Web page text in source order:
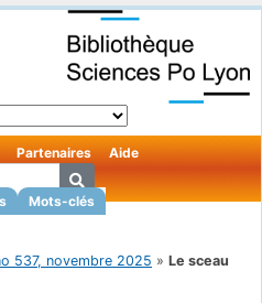
Mots-clés
Partenaires Aide
537, novembre 2025 » Le sceau